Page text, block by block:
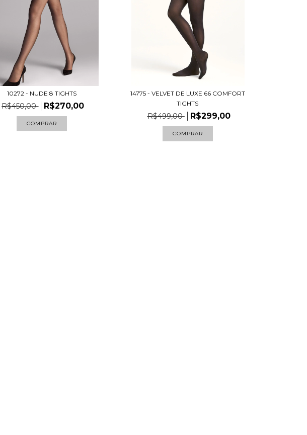
10272 - NUDE 8 TIGHTS
R$450,00 R$270,00
COMPRAR
14775 - VELVET DE LUXE 66 COMFORT
TIGHTS
R$499,00 R$299,00
COMPRAR